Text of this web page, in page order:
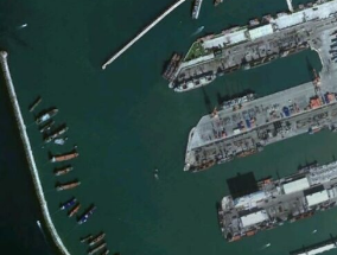
الدبلوماسية المكثفة التي تبذلها
والتوصل إلى اتفاق لوقف لإطلاق
بلينكن لإسرائيل بالتأكيد على أن
إلى حماس، وليس على حكومته.
إنه مصر على بقاء القوات
“لمنع الإرهابيين من إعادة